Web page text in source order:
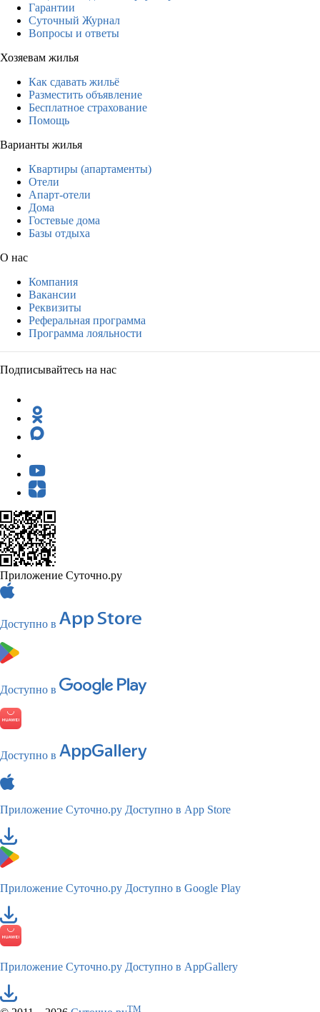
Гарантии
Суточный Журнал
Вопросы и ответы
Хозяевам жилья
Как сдавать жильё
Разместить объявление
Бесплатное страхование
Помощь
Варианты жилья
Квартиры (апартаменты)
Отели
Апарт-отели
Дома
Гостевые дома
Базы отдыха
О нас
Компания
Вакансии
Реквизиты
Реферальная программа
Программа лояльности
Подписывайтесь на нас
Приложение Суточно.ру
Доступно в
Доступно в
Доступно в
Приложение Суточно.ру Доступно в App Store
Приложение Суточно.ру Доступно в Google Play
Приложение Суточно.ру Доступно в AppGallery
TM